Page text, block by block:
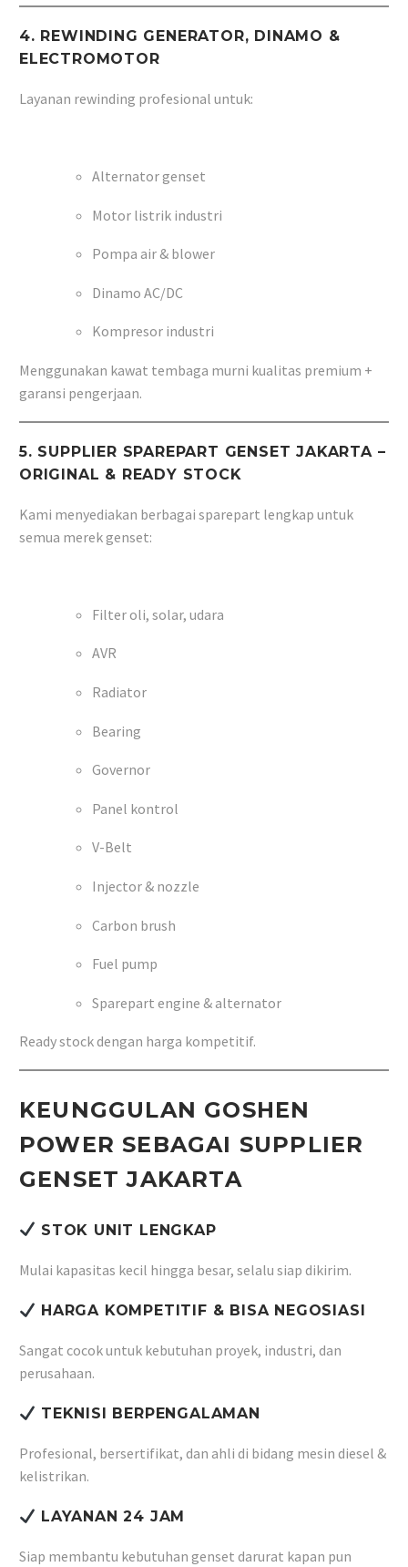
4. REWINDING GENERATOR, DINAMO &
ELECTROMOTOR
Layanan rewinding profesional untuk:
Alternator genset
Motor listrik industri
Pompa air & blower
Dinamo AC/DC
Kompresor industri
Menggunakan kawat tembaga murni kualitas premium +
garansi pengerjaan.
5. SUPPLIER SPAREPART GENSET JAKARTA –
ORIGINAL & READY STOCK
Kami menyediakan berbagai sparepart lengkap untuk
semua merek genset:
Filter oli, solar, udara
AVR
Radiator
Bearing
Governor
Panel kontrol
V-Belt
Injector & nozzle
Carbon brush
Fuel pump
Sparepart engine & alternator
Ready stock dengan harga kompetitif.
KEUNGGULAN GOSHEN
POWER SEBAGAI SUPPLIER
GENSET JAKARTA
STOK UNIT LENGKAP
Mulai kapasitas kecil hingga besar, selalu siap dikirim.
HARGA KOMPETITIF & BISA NEGOSIASI
Sangat cocok untuk kebutuhan proyek, industri, dan
perusahaan.
TEKNISI BERPENGALAMAN
Profesional, bersertifikat, dan ahli di bidang mesin diesel &
kelistrikan.
LAYANAN 24 JAM
Siap membantu kebutuhan genset darurat kapan pun